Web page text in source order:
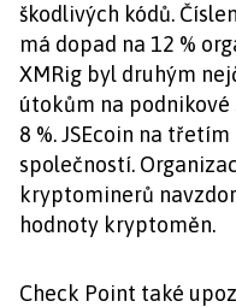
škodlivých kódů.
má dopad na 12 %
XMRig byl druhým
útokům na
8 %. JSEcoin na
společností.
kryptominerů
hodnoty kryptoměn.
Check Point také